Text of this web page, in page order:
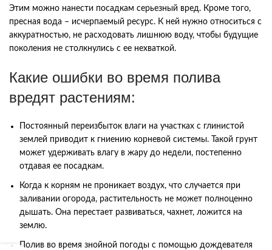
Этим можно нанести посадкам серьезный вред. Кроме того,
пресная вода – исчерпаемый ресурс. К ней нужно относиться с
аккуратностью, не расходовать лишнюю воду, чтобы будущие
поколения не столкнулись с ее нехваткой.
Какие ошибки во время полива
вредят растениям:
Постоянный переизбыток влаги на участках с глинистой
землей приводит к гниению корневой системы. Такой грунт
может удерживать влагу в жару до недели, постепенно
отдавая ее посадкам.
Когда к корням не проникает воздух, что случается при
заливании огорода, растительность не может полноценно
дышать. Она перестает развиваться, чахнет, ложится на
землю.
Полив во время знойной погоды с помощью дождевателя